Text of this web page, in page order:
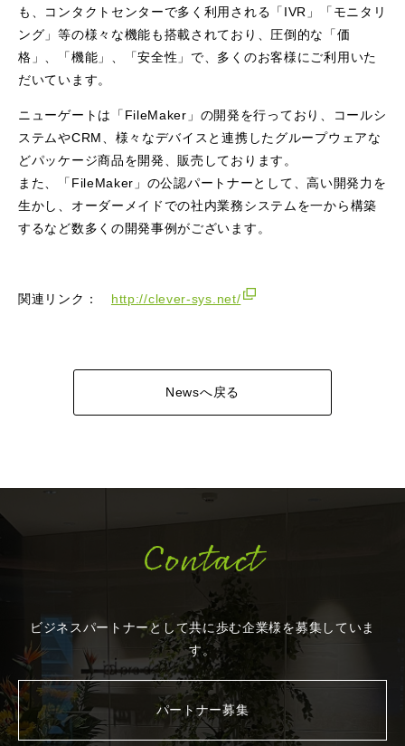
も、コンタクトセンターで多く利用される「IVR」「モニタリ
ング」等の様々な機能も搭載されており、圧倒的な「価
格」、「機能」、「安全性」で、多くのお客様にご利用いた
だいています。
ニューゲートは「FileMaker」の開発を行っており、コールシ
ステムやCRM、様々なデバイスと連携したグループウェアな
どパッケージ商品を開発、販売しております。
また、「FileMaker」の公認パートナーとして、高い開発力を
生かし、オーダーメイドでの社内業務システムを一から構築
するなど数多くの開発事例がございます。
関連リンク： http://clever-sys.net/
Newsへ戻る
Contact
ビジネスパートナーとして共に歩む企業様を募集していま
す。
パートナー募集